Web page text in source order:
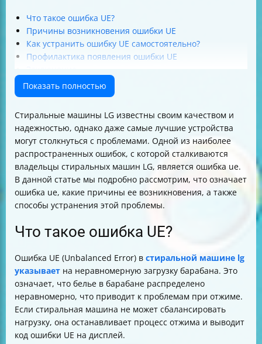
Что такое ошибка UE?
Причины возникновения ошибки UE
Как устранить ошибку UE самостоятельно?
Профилактика появления ошибки UE
Показать полностью
Стиральные машины LG известны своим качеством и
надежностью, однако даже самые лучшие устройства
могут столкнуться с проблемами. Одной из наиболее
распространенных ошибок, с которой сталкиваются
владельцы стиральных машин LG, является ошибка ue.
В данной статье мы подробно рассмотрим, что означает
ошибка ue, какие причины ее возникновения, а также
способы устранения этой проблемы.
Что такое ошибка UE?
Ошибка UE (Unbalanced Error) в стиральной машине lg
указывает на неравномерную загрузку барабана. Это
означает, что белье в барабане распределено
неравномерно, что приводит к проблемам при отжиме.
Если стиральная машина не может сбалансировать
нагрузку, она останавливает процесс отжима и выводит
код ошибки UE на дисплей.